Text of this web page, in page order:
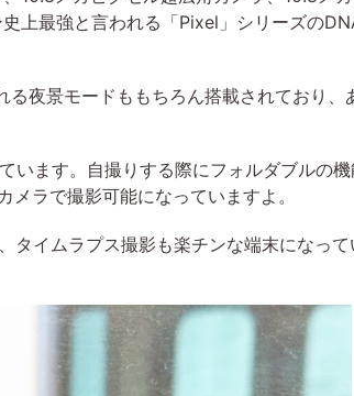
上最強と言われる「Pixel」シリーズの
夜景モードももちろん搭載されており、
います。自撮りする際にフォルダブルの
ラで撮影可能になっていますよ。
イムラプス撮影も楽チンな端末になっ